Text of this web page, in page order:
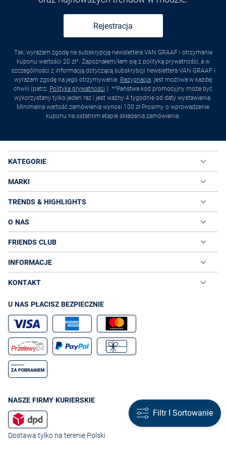
Rejestracja
Tak, wyrażam zgodę na subskrypcję newslettera VAN GRAAF i otrzymanie
kuponu wartości 20 zł*. Zapoznałem/łam się z polityką prywatności, a w
szczególności z informacją dotyczącą subskrybcji newslettera VAN GRAAF i
wyrażam zgodę na jego otrzymywanie. Rezygnacja. jest możliwa w każdej
chwili (patrz: Polityka prywatności ). **Państwa kod promocyjny może być
wykorzystany tylko jeden raz i jest ważny 4 tygodnie od daty wystawienia.
Minimalna wartość zamówienia wynosi 100 zł Prosimy o wprowadzenie
kuponu na ostatnim etapie składania zamówienia.
KATEGORIE
MARKI
TRENDS & HIGHLIGHTS
O NAS
FRIENDS CLUB
INFORMACJE
KONTAKT
U NAS PŁACISZ BEZPIECZNIE
NASZE FIRMY KURIERSKIE
Dostawa tylko na terenie Polski
Filtr I Sortowanie